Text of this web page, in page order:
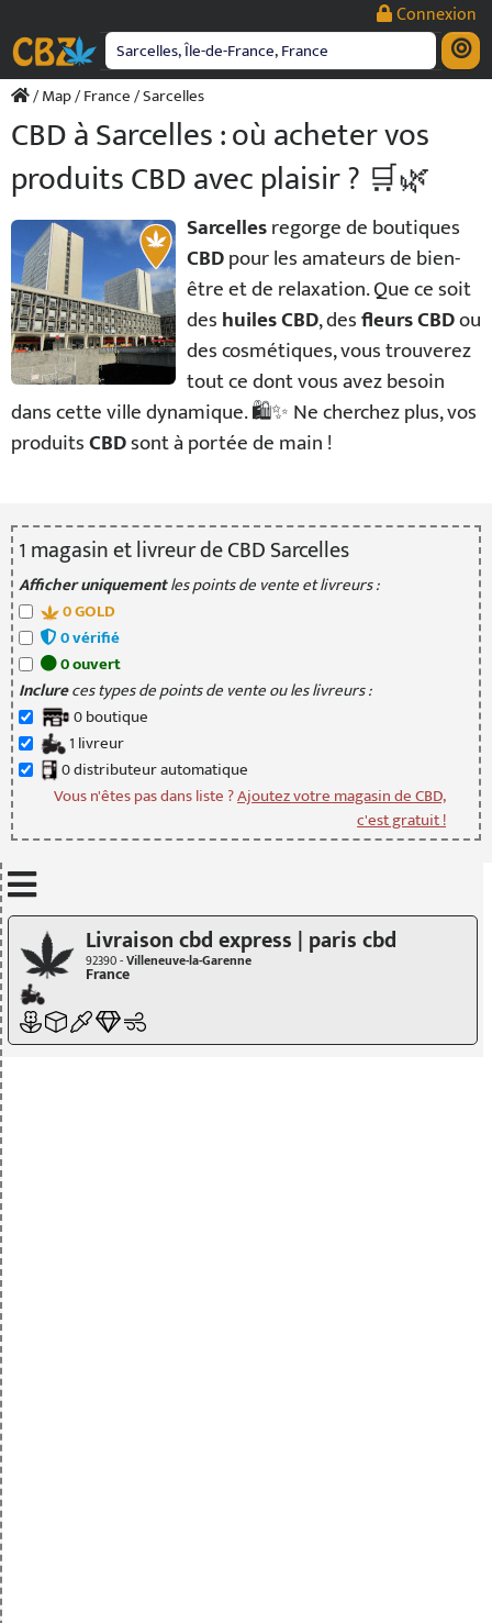
contenu
Connexion
/Map/France/ Sarcelles
CBD à Sarcelles : où acheter vos
produits CBD avec plaisir ? 🛒🌿
Sarcellesregorge de boutiques
CBDpour les amateurs de bien-
être et de relaxation. Que ce soit
deshuiles CBD, desfleurs CBDou
des cosmétiques, vous trouverez
tout ce dont vous avez besoin
dans cette ville dynamique. 🛍️✨ Ne cherchez plus, vos
produitsCBDsont à portée de main !
1 magasinet livreurde CBD Sarcelles
Afficher uniquementles points de vente et livreurs :
0GOLD
0vérifié
0ouvert
Inclureces types de points de vente ou les livreurs :
0boutique
1 livreur
0distributeurautomatique
Vous n'êtes pas dans liste ?Ajoutez votre magasin de CBD,
c'est gratuit !
Livraison cbd express | paris cbd
92390 -Villeneuve-la-Garenne
France